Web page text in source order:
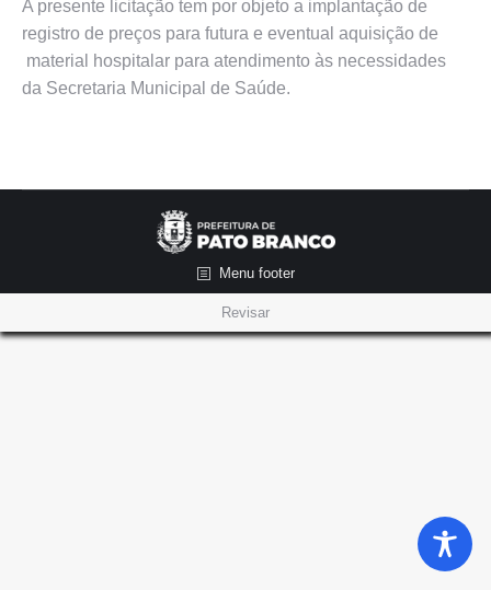
A presente licitação tem por objeto a implantação de
registro de preços para futura e eventual aquisição de
material hospitalar para atendimento às necessidades
da Secretaria Municipal de Saúde.
Menu footer
Revisar